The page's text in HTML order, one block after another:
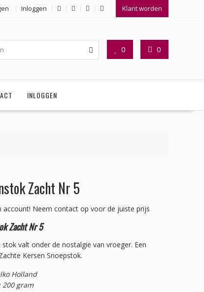
Inloggen Klant worden
0 0
INLOGGEN
Zacht Nr 5
account! Neem contact op voor de juiste prijs
Zacht Nr 5
stok valt onder de nostalgie van vroeger. Een
Kersen Snoepstok.
Holland
200 gram